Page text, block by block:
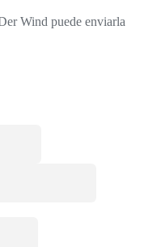
Wind puede enviarla